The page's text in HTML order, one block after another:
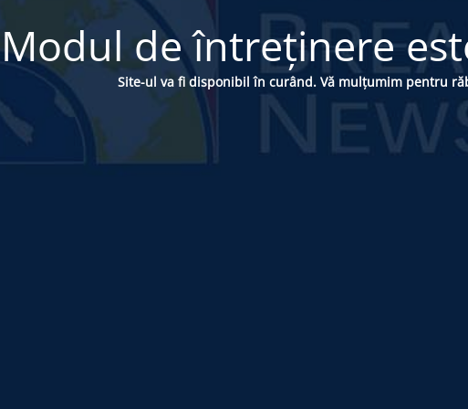
Modul de întreținere
Site-ul va fi disponibil în curând. Vă mulțumim pentru